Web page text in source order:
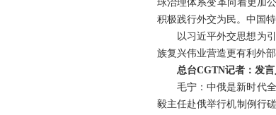
球治理体系变革向着更加
积极践行外交为民。中国
以习近平外交思想为
族复兴伟业营造更有利外
总台CGTN记者：发
毛宁：中俄是新时代
毅主任赴俄举行机制例行